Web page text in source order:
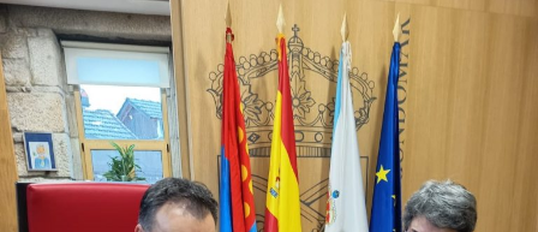
recibe
unha
axuda
do
Concello
de
Gondomar
para
promover
saúde
mental